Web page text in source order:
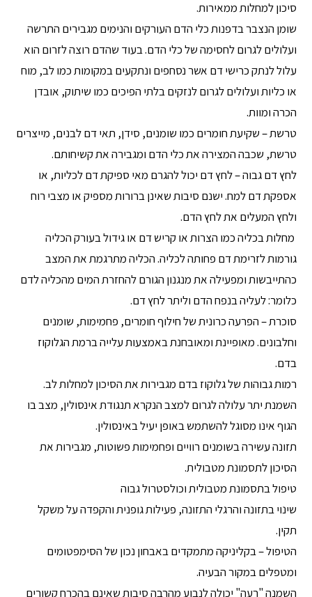
סיכון למחלות ממאירות.
שומן הנצבר בדפנות כלי הדם העורקים והנימים מגבירים התרשה
ועלולים לגרום לחסימה של כלי הדם. בעוד שהדם רוצה לזרום הוא
עלול לנתק כרישי דם אשר נסחפים ונתקעים במקומות כמו לב, מוח
או כליות ועלולים לגרום לנזקים בלתי הפיכים כמו שיתוק, אובדן
הכרה ומוות.
טרשת – שקיעת חומרים כמו שומנים, סידן, תאי דם לבנים, מייצרים
טרשת, ‏שכבה המצירה את כלי הדם ‏ומגבירה את קשיחותם.‏
לחץ דם גבוה – לחץ דם יכול להגרם מאי ספיקת דם לכליות, או
אספקת דם למח. ישנם סיבות שאינן ברורות מספיק או מצבי רוח
ולחץ המעלים את לחץ הדם.
‏ מחלות בכליה כמו הצרות או קריש דם או גידול בעורק הכליה
גורמות לזרימת דם ‏פחותה לכליה. הכליה מתרגמת את המצב
כהתייבשות ומפעילה את מנגנון הגורם להחזרת המים מהכליה לדם
כלומר: לעליה בנפח הדם וליתר לחץ דם.
‏סוכרת – הפרעה כרונית של חילוף חומרים, פחמימות, שומנים
וחלבונים. מאופיינת ומאובחנת ‏באמצעות עלייה ברמת הגלוקוז
בדם.‏
רמות גבוהות של גלוקוז בדם מגבירות את הסיכון למחלות לב.
השמנת יתר עלולה לגרום למצב הנקרא תנגודת אינסולין, מצב בו
הגוף אינו מסוגל להשתמש באופן יעיל באינסולין.
תזונה עשירה בשומנים רוויים ופחמימות פשוטות, מגבירות את
הסיכון לתסמונת מטבולית.
טיפול בתסמונת מטבולית וכולסטרול גבוה
שינוי בתזונה והרגלי התזונה, פעילות גופנית והקפדה על משקל
תקין.
הטיפול – בקליניקה מתמקדים באבחון נכון של הסימפטומים
ומטפלים במקור הבעיה.
השמנה "רעה" יכולה לנבוע מהרבה סיבות שאינם בהכרח קשורים